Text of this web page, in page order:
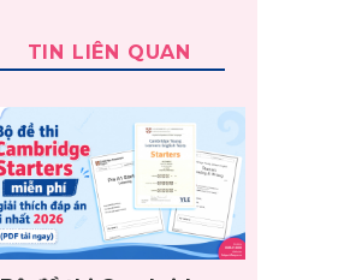
TIN LIÊN QUAN